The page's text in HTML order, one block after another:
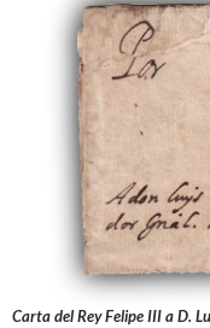
Carta del Rey Felipe III a D.